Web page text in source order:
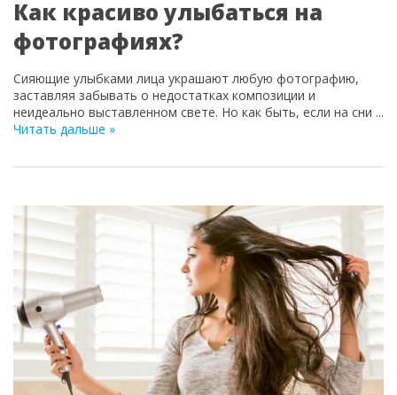
Как красиво улыбаться на
фотографиях?
Сияющие улыбками лица украшают любую фотографию,
заставляя забывать о недостатках композиции и
неидеально выставленном свете. Но как быть, если на сни ...
Читать дальше »